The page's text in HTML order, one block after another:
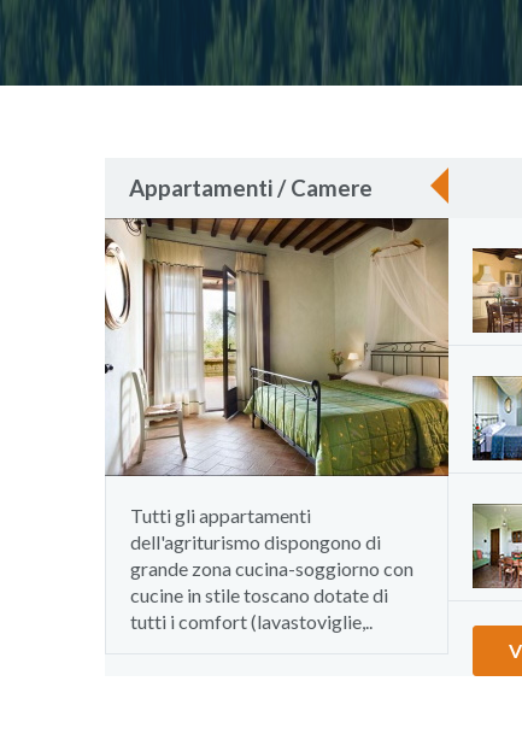
Appartamenti / Camere
Tutti gli appartamenti
dell'agriturismo dispongono di
grande zona cucina-soggiorno con
cucine in stile toscano dotate di
tutti i comfort (lavastoviglie,..